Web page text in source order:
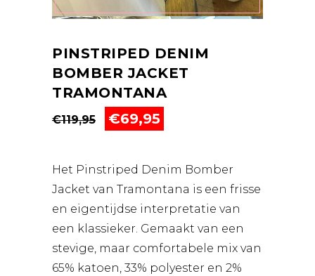
PINSTRIPED DENIM
BOMBER JACKET
TRAMONTANA
€119,95
Oorspronkelijke
prijs
€119,95.
€69,95
prijs
€69,95.
Het Pinstriped Denim Bomber
Jacket van Tramontana is een frisse
en eigentijdse interpretatie van
een klassieker. Gemaakt van een
stevige, maar comfortabele mix van
65% katoen, 33% polyester en 2%